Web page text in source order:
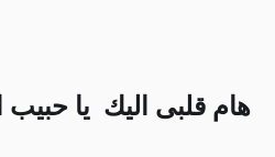
ﻫﺎﻡ ﻗﻠﺒﻰ ﺍﻟﻴﻚ ﻳﺎ ﺣﺒﻴﺐ